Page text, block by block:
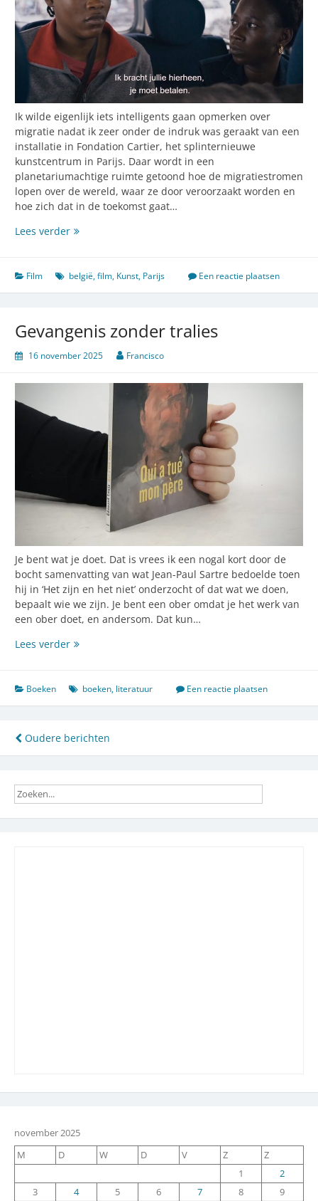
Ik wilde eigenlijk iets intelligents gaan opmerken over
migratie nadat ik zeer onder de indruk was geraakt van een
installatie in Fondation Cartier, het splinternieuwe
kunstcentrum in Parijs. Daar wordt in een
planetariumachtige ruimte getoond hoe de migratiestromen
lopen over de wereld, waar ze door veroorzaakt worden en
hoe zich dat in de toekomst gaat…
Lees verderDe
van
het
Film belgië,film, Kunst, Parijs Een reactie plaatsen
Gevangenis zonder tralies
16 november 2025 Francisco
Je bent wat je doet. Dat is vrees ik een nogal kort door de
bocht samenvatting van wat Jean-Paul Sartre bedoelde toen
hij in ‘Het zijn en het niet’ onderzocht of dat wat we doen,
bepaalt wie we zijn. Je bent een ober omdat je het werk van
een ober doet, en andersom. Dat kun…
Lees verderGevangenis
Boeken boeken, literatuur Een reactie plaatsen
Berichtennavigatie
Oudere berichten
november 2025
M
D W D V Z
Z
1
2
3
4 5 6 7 8
9